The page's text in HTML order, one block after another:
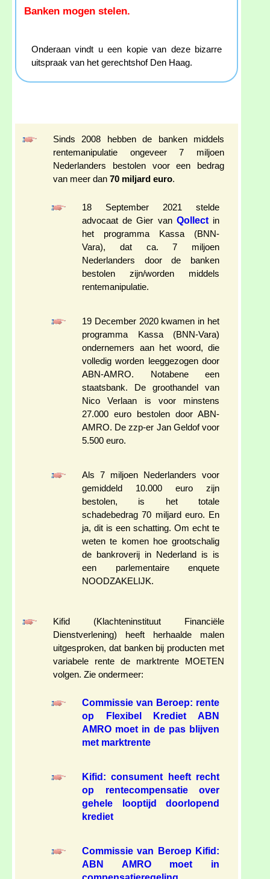
Banken mogen stelen.
Onderaan vindt u een kopie van deze bizarre
uitspraak van het gerechtshof Den Haag.
Sinds 2008 hebben de banken middels
rentemanipulatie ongeveer 7 miljoen
Nederlanders bestolen voor een bedrag
van meer dan 70 miljard euro.
18 September 2021 stelde
advocaat de Gier van Qollectin
het programma Kassa (BNN-
Vara), dat ca. 7 miljoen
Nederlanders door de banken
bestolen zijn/worden middels
rentemanipulatie.
19 December 2020 kwamen in het
programma Kassa (BNN-Vara)
ondernemers aan het woord, die
volledig worden leeggezogen door
ABN-AMRO. Notabene een
staatsbank. De groothandel van
Nico Verlaan is voor minstens
27.000 euro bestolen door ABN-
AMRO. De zzp-er Jan Geldof voor
5.500 euro.
Als 7 miljoen Nederlanders voor
gemiddeld 10.000 euro zijn
bestolen, is het totale
schadebedrag 70 miljard euro. En
ja, dit is een schatting. Om echt te
weten te komen hoe grootschalig
de bankroverij in Nederland is is
een parlementaire enquete
NOODZAKELIJK.
Kifid (Klachteninstituut Financiële
Dienstverlening) heeft herhaalde malen
uitgesproken, dat banken bij producten met
variabele rente de marktrente MOETEN
volgen. Zie ondermeer:
Commissie van Beroep: rente
op Flexibel Krediet ABN
AMRO moet in de pas blijven
met marktrente
Kifid: consument heeft recht
op rentecompensatie over
gehele looptijd doorlopend
krediet
Commissie van Beroep Kifid:
ABN AMRO moet in